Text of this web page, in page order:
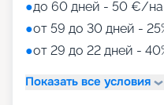
• игровые зоны от
• детский клуб Chicco.
Путешествуйте
«Круиз.онлайн»
●до 60 дней - 50 €/
●от 59 до 30 дней -
●от 29 до 22 дней -
Показать все условия